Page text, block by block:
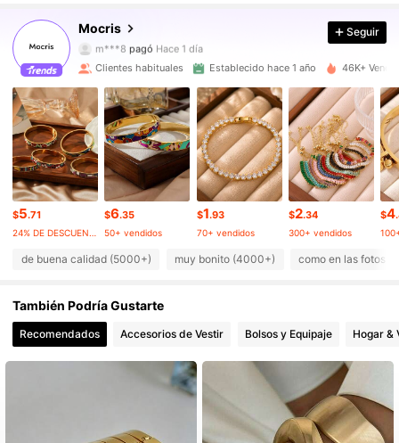
Mocris
4.90
65K Seguidores
m***8 pagó Hace 1 día
65K Seguidores
4.90 65K Seguidores
4.90 65K Seguidores
4.90 65K Seguidores
65K Seguidores
4.90
Seguir
Clientes habituales Establecido hace 1 año 46K+
$5.71
24% DE DESCUENTO
$6.35
50+ vendidos
$1.93
70+ vendidos
$2.34
300+ vendidos
$4
de buena calidad (5000+) muy bonito (4000+) como en las fotos
También Podría Gustarte
Recomendados Accesorios de Vestir Bolsos y Equipaje Hogar &